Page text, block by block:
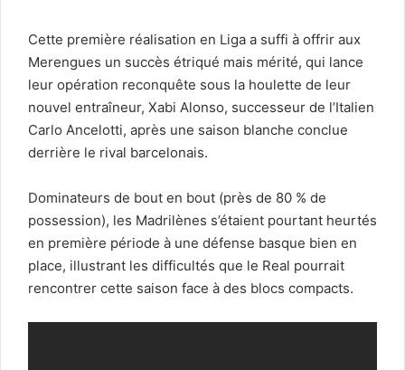
Cette première réalisation en Liga a suffi à offrir aux
Merengues un succès étriqué mais mérité, qui lance
leur opération reconquête sous la houlette de leur
nouvel entraîneur, Xabi Alonso, successeur de l’Italien
Carlo Ancelotti, après une saison blanche conclue
derrière le rival barcelonais.
Dominateurs de bout en bout (près de 80 % de
possession), les Madrilènes s’étaient pourtant heurtés
en première période à une défense basque bien en
place, illustrant les difficultés que le Real pourrait
rencontrer cette saison face à des blocs compacts.